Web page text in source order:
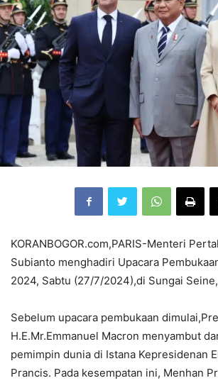
KORANBOGOR.com,PARIS-Menteri
Subianto menghadiri Upacara
2024, Sabtu (27/7/2024),di Sungai
Sebelum upacara pembukaan
H.E.Mr.Emmanuel Macron menyambut
pemimpin dunia di Istana Kepresidenan
Prancis. Pada kesempatan ini, Menhan